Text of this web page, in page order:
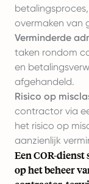
overmaken van
Verminderde
taken rondom
en
afgehandeld.
Risico op
contractor via
het risico op
aanzienlijk
Een COR-
op het beheer